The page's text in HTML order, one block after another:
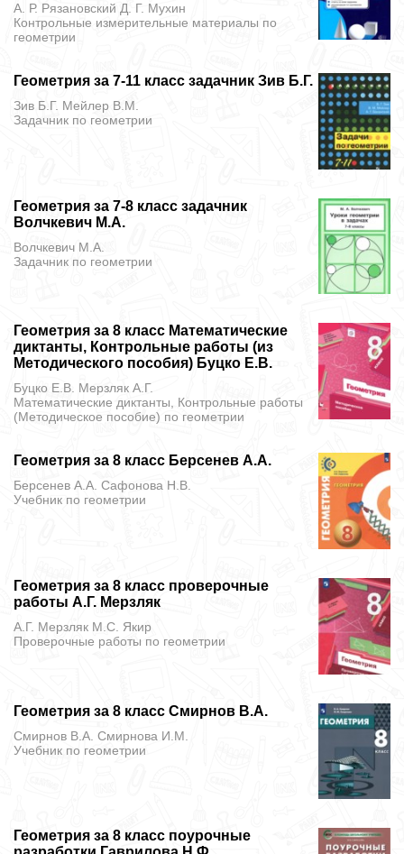
А. Р. Рязановский Д. Г. Мухин
Контрольные измерительные материалы по
геометрии
Геометрия за 7-11 класс задачник Зив Б.Г.
Зив Б.Г. Мейлер В.М.
Задачник по геометрии
Геометрия за 7-8 класс задачник
Волчкевич М.А.
Волчкевич М.А.
Задачник по геометрии
Геометрия за 8 класс Математические
диктанты, Контрольные работы (из
Методического пособия) Буцко Е.В.
Буцко Е.В. Мерзляк А.Г.
Математические диктанты, Контрольные работы
(Методическое пособие) по геометрии
Геометрия за 8 класс Берсенев А.А.
Берсенев А.А. Сафонова Н.В.
Учебник по геометрии
Геометрия за 8 класс проверочные
работы А.Г. Мерзляк
А.Г. Мерзляк М.С. Якир
Проверочные работы по геометрии
Геометрия за 8 класс Смирнов В.А.
Смирнов В.А. Смирнова И.М.
Учебник по геометрии
Геометрия за 8 класс поурочные